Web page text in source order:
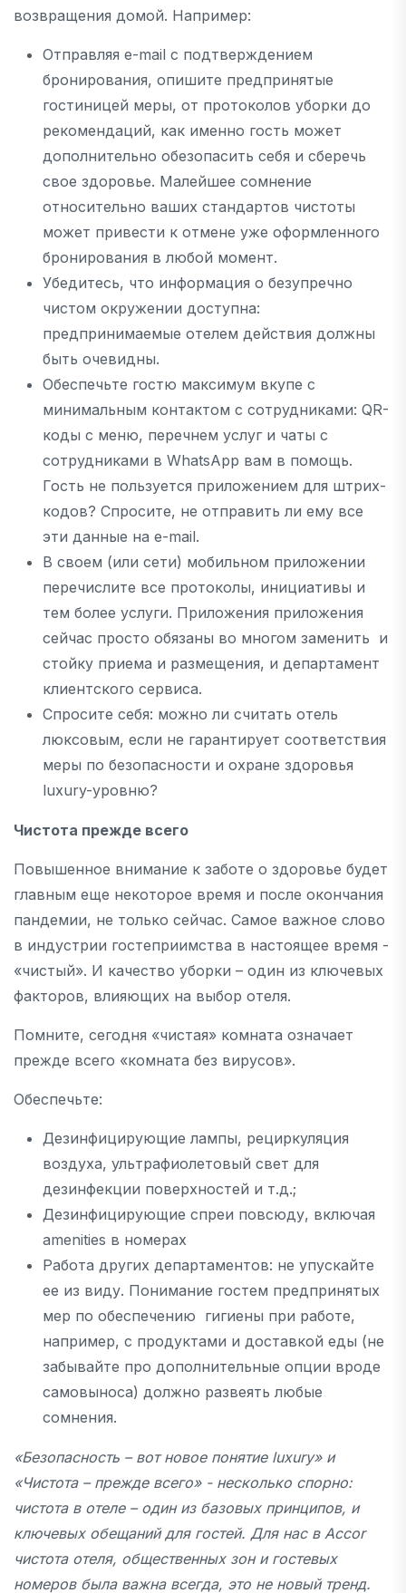
возвращения домой. Например:
Отправляя e-mail с подтверждением
бронирования, опишите предпринятые
гостиницей меры, от протоколов уборки до
рекомендаций, как именно гость может
дополнительно обезопасить себя и сберечь
свое здоровье. Малейшее сомнение
относительно ваших стандартов чистоты
может привести к отмене уже оформленного
бронирования в любой момент.
Убедитесь, что информация о безупречно
чистом окружении доступна:
предпринимаемые отелем действия должны
быть очевидны.
Обеспечьте гостю максимум вкупе с
минимальным контактом с сотрудниками: QR-
коды с меню, перечнем услуг и чаты с
сотрудниками в WhatsApp вам в помощь.
Гость не пользуется приложением для штрих-
кодов? Спросите, не отправить ли ему все
эти данные на e-mail.
В своем (или сети) мобильном приложении
перечислите все протоколы, инициативы и
тем более услуги. Приложения приложения
сейчас просто обязаны во многом заменить и
стойку приема и размещения, и департамент
клиентского сервиса.
Спросите себя: можно ли считать отель
люксовым, если не гарантирует соответствия
меры по безопасности и охране здоровья
luxury-уровню?
Чистота прежде всего
Повышенное внимание к заботе о здоровье будет
главным еще некоторое время и после окончания
пандемии, не только сейчас. Самое важное слово
в индустрии гостеприимства в настоящее время -
«чистый». И качество уборки – один из ключевых
факторов, влияющих на выбор отеля.
Помните, сегодня «чистая» комната означает
прежде всего «комната без вирусов».
Обеспечьте:
Дезинфицирующие лампы, рециркуляция
воздуха, ультрафиолетовый свет для
дезинфекции поверхностей и т.д.;
Дезинфицирующие спреи повсюду, включая
amenities в номерах
Работа других департаментов: не упускайте
ее из виду. Понимание гостем предпринятых
мер по обеспечению гигиены при работе,
например, с продуктами и доставкой еды (не
забывайте про дополнительные опции вроде
самовыноса) должно развеять любые
сомнения.
«Безопасность – вот новое понятие luxury» и
«Чистота – прежде всего» - несколько спорно:
чистота в отеле – один из базовых принципов, и
ключевых обещаний для гостей. Для нас в Accor
чистота отеля, общественных зон и гостевых
номеров была важна всегда, это не новый тренд.